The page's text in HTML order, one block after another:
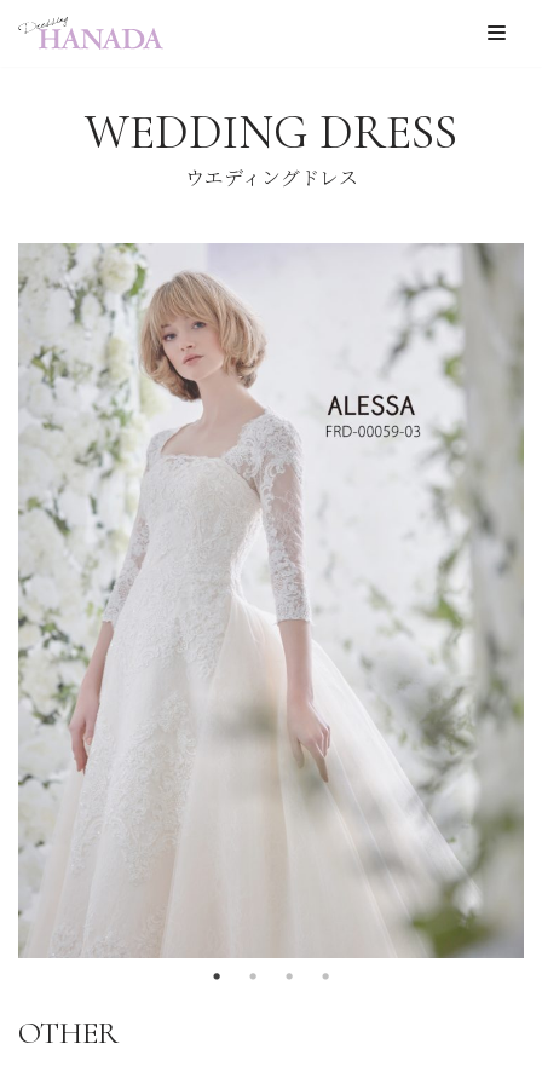
へ
ス
キ
プ
WEDDING DRESS
ウエディングドレス
OTHER